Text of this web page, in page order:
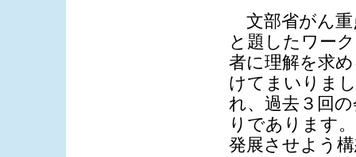
文部省がん重
と題したワー
者に理解を求
けてまいりま
れ、過去３回
りであります
発展させよう